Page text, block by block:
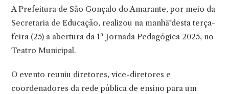
A Prefeitura de São Gonçalo do Amarante, por meio da
Secretaria de Educação, realizou na manhã̃ desta terça-
feira (25) a abertura da 1ª Jornada Pedagógica 2025, no
Teatro Municipal.
O evento reuniu diretores, vice-diretores e
coordenadores da rede pública de ensino para um